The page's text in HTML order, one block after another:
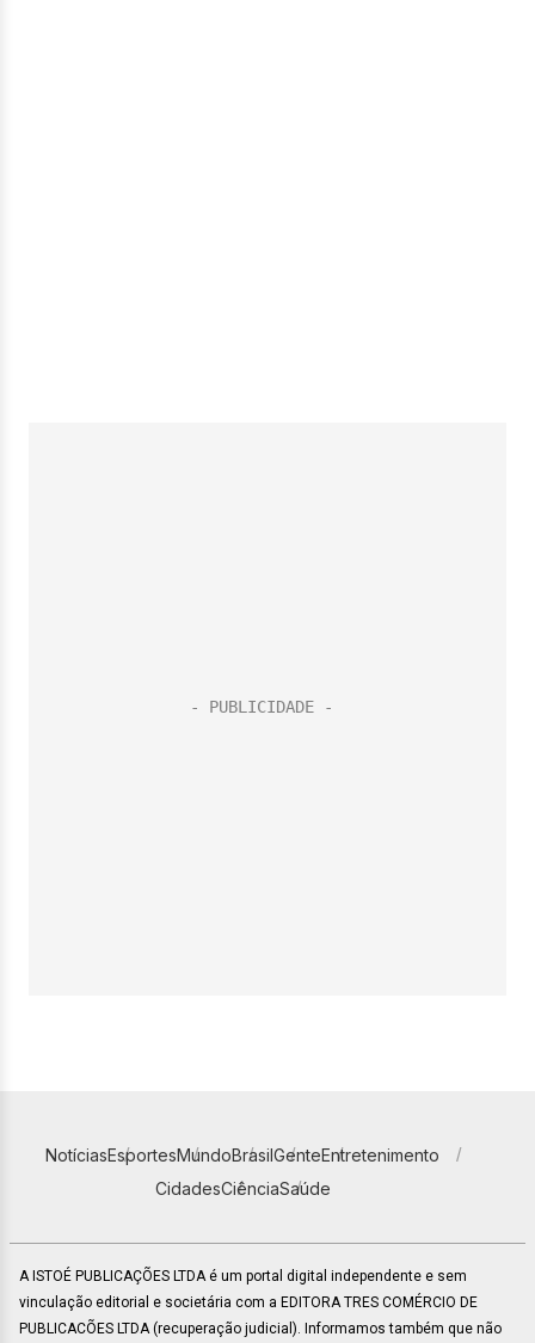
NotíciasEsportesMundoBrasilGenteEntretenimento
CidadesCiênciaSaúde
A ISTOÉ PUBLICAÇÕES LTDA é um portal digital independente e sem
vinculação editorial e societária com a EDITORA TRES COMÉRCIO DE
PUBLICACÕES LTDA (recuperação judicial). Informamos também que não